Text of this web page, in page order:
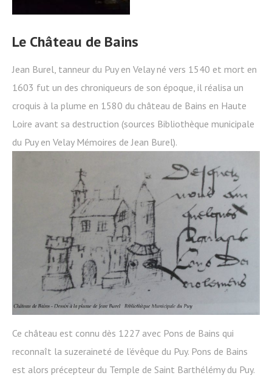
Le Château de Bains
Jean Burel, tanneur du Puy en Velay né vers 1540 et mort en
1603 fut un des chroniqueurs de son époque, il réalisa un
croquis à la plume en 1580 du château de Bains en Haute
Loire avant sa destruction (sources Bibliothèque municipale
du Puy en Velay Mémoires de Jean Burel).
Ce château est connu dès 1227 avec Pons de Bains qui
reconnaît la suzeraineté de l’évêque du Puy. Pons de Bains
est alors précepteur du Temple de Saint Barthélémy du Puy.